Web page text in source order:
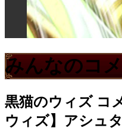
みんなのコ
黒猫のウィズ コ
ウィズ】アシュ